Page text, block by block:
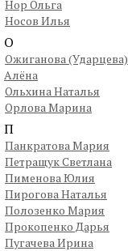
Нор Ольга
Носов Илья
О
Ожиганова (Ударцева)
Алёна
Ольхина Наталья
Орлова Марина
П
Панкратова Мария
Петращук Светлана
Пименова Юлия
Пирогова Наталья
Полозенко Мария
Прокопенко Дарья
Пугачева Ирина